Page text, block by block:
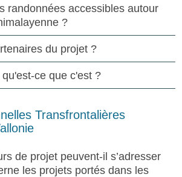
randonnées accessibles autour
?
du projet ?
ce que c'est ?
Transfrontalières
de projet peuvent-il s’adresser
les projets portés dans les